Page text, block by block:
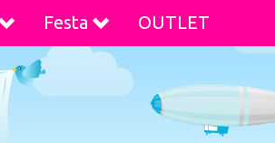
Festa OUTLET